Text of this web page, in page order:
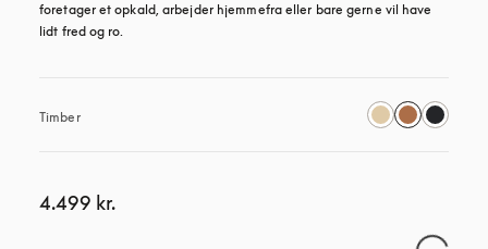
foretager et opkald, arbejder hjemmefra eller bare gerne vil have
lidt fred og ro.
Timber
4.499 kr.